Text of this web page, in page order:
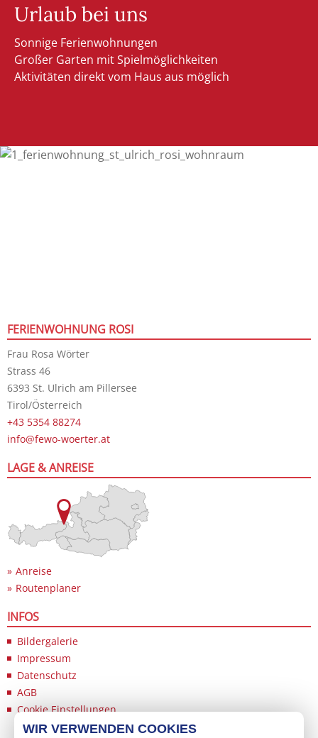
Urlaub bei uns
Sonnige Ferienwohnungen
Großer Garten mit Spielmöglichkeiten
Aktivitäten direkt vom Haus aus möglich
FERIENWOHNUNG ROSI
Frau Rosa Wörter
Strass 46
6393 St. Ulrich am Pillersee
Tirol/Österreich
+43 5354 88274
info@fewo-woerter.at
LAGE & ANREISE
Anreise
Routenplaner
INFOS
Bildergalerie
Impressum
Datenschutz
AGB
Cookie Einstellungen
WIR VERWENDEN COOKIES